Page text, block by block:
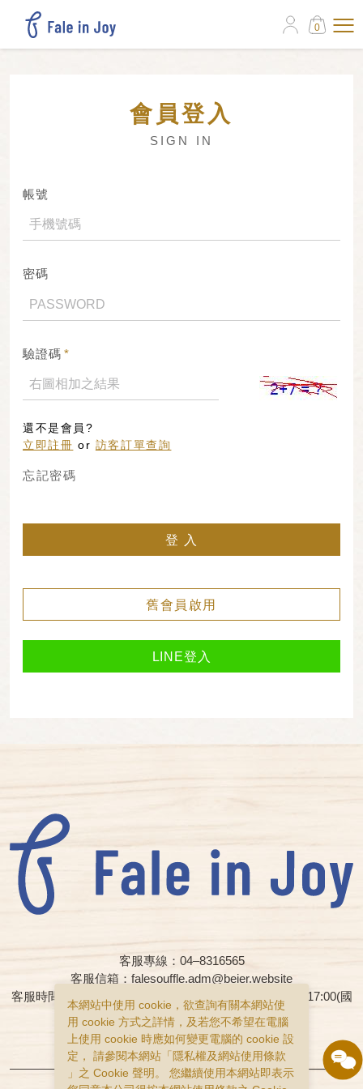
0
會員登入
SIGN IN
帳號
密碼
驗證碼 *
還不是會員?
立即註冊 or 訪客訂單查詢
忘記密碼
登 入
舊會員啟用
LINE登入
客服專線：04–8316565
客服信箱：falesouffle.adm@beier.website
客服時間：週一至週五早上08:00 – 12:00、下午13:00 – 17:00(國
定假日與國定連續假日皆為休假日)
購物說明 隱私權政策 服務條款
Copyright © falesouffle All Rights Reserved.
本網站中使用 cookie，欲查詢有關本網站使
用 cookie 方式之詳情，及若您不希望在電腦
上使用 cookie 時應如何變更電腦的 cookie 設
定， 請參閱本網站「 隱私權及網站使用條款
」之 Cookie 聲明。 您繼續使用本網站即表示